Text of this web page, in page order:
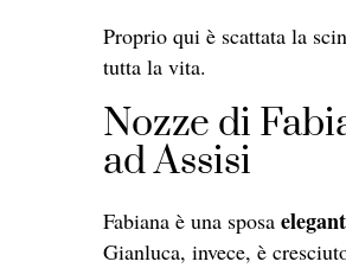
Proprio qui è scattata la
tutta la vita.
Nozze di
ad Assisi
Fabiana è una sposa
Gianluca, invece, è